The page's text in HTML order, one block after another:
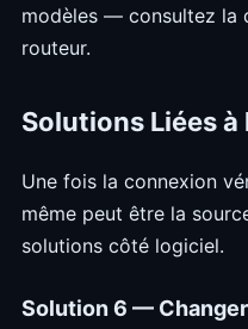
modèles — consultez la
routeur.
Solutions Liées à
Une fois la connexion
même peut être la
solutions côté logiciel.
Solution 6 —